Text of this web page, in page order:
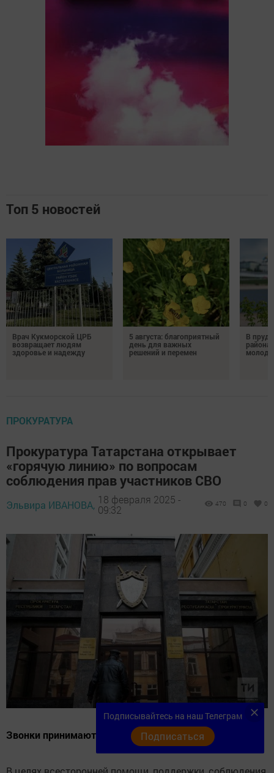
Топ 5 новостей
Врач Кукморской ЦРБ
возвращает людям
здоровье и надежду
5 августа: благоприятный
день для важных
решений и перемен
В
района
ПРОКУРАТУРА
Прокуратура Татарстана открывает
«горячую линию» по вопросам
соблюдения прав участников СВО
Эльвира ИВАНОВА, 18 февраля 2025 -
09:32
470 0 0
Звонки принимаются в течение всего февраля.
Подписывайтесь на наш Телеграм
Подписаться